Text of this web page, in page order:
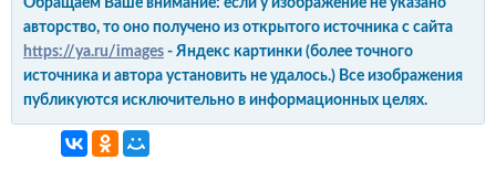
Обращаем Ваше внимание: если у изображение не указано
авторство, то оно получено из открытого источника с сайта
https://ya.ru/images - Яндекс картинки (более точного
источника и автора установить не удалось.) Все изображения
публикуются исключительно в информационных целях.